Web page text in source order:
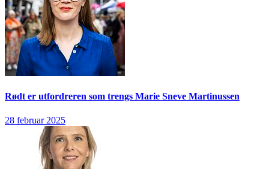
Rødt er utfordreren som trengs Marie Sneve Martinussen
28 februar 2025